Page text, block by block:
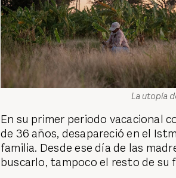
La utopía
En su primer periodo vacacional
de 36 años, desapareció en el
familia. Desde ese día de las
buscarlo, tampoco el resto de su